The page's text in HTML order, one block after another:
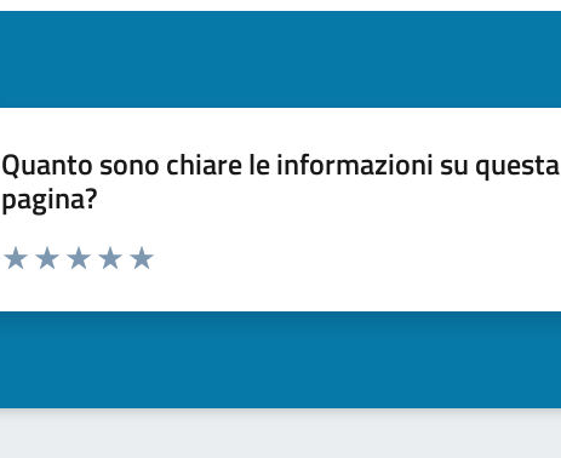
Quanto sono chiare le informazioni su questa
pagina?
Valuta da 1 a 5 stelle la pagina